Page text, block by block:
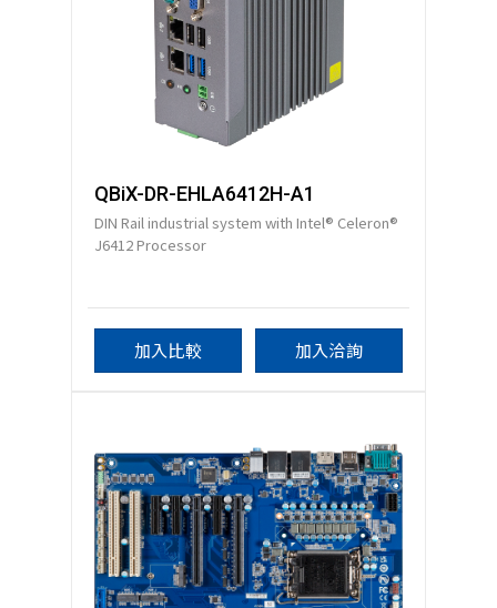
QBiX-DR-EHLA6412H-A1
DIN Rail industrial system with Intel® Celeron®
J6412 Processor
加入比較 加入洽詢